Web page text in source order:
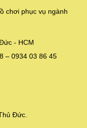
chơi phục vụ ngành
- HCM
– 0934 03 86 45
Đức.